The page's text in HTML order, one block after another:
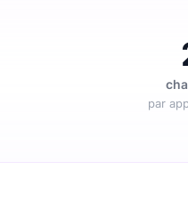
par